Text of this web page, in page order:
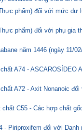
phẩm) đối với mức dư
phẩm) đối với phụ gia
năm 1446 (ngày 11/
A74 - ASCAROSÍDEO
A72 - Axit Nonanoic
C55 - Các hợp chất
Piriproxifem đối với